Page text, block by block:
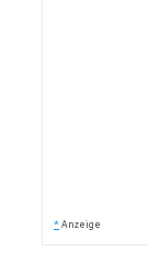
* Anzeige